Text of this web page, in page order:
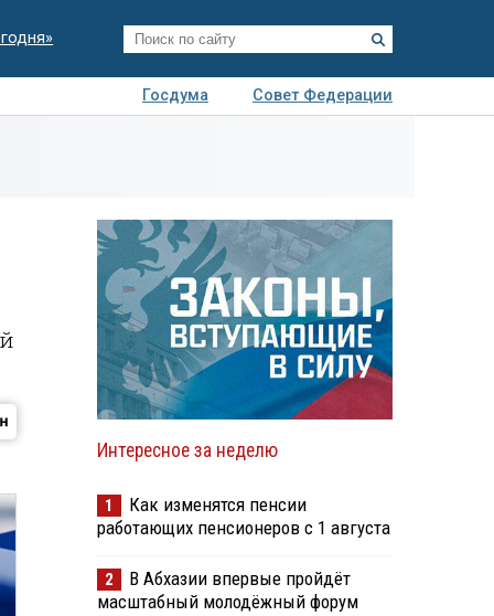
Госдума
Совет Федерации
Интересное за неделю
1
Как изменятся пенсии
работающих пенсионеров с 1 августа
2
В Абхазии впервые пройдёт
масштабный молодёжный форум